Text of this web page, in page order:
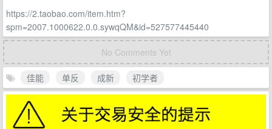
https://2.taobao.com/item.htm?
spm=2007.1000622.0.0.sywqQM&id=527577445440
No Comments Yet
佳能 单反 成新 初学者